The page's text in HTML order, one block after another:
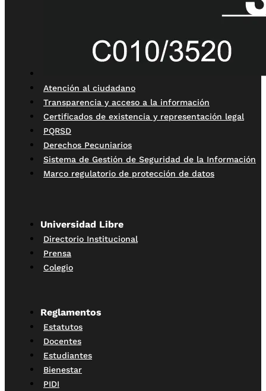
Atención al ciudadano
Transparencia y acceso a la información
Certificados de existencia y representación legal
PQRSD
Derechos Pecuniarios
Sistema de Gestión de Seguridad de la Información
Marco regulatorio de protección de datos
Universidad Libre
Directorio Institucional
Prensa
Colegio
Reglamentos
Estatutos
Docentes
Estudiantes
Bienestar
PIDI